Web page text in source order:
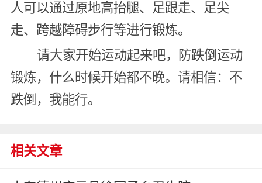
人可以通过原地高抬腿、足跟走、足尖
走、跨越障碍步行等进行锻炼。
请大家开始运动起来吧，防跌倒运动
锻炼，什么时候开始都不晚。请相信：不
跌倒，我能行。
相关文章